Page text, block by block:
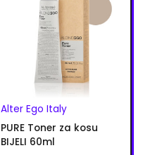
Alter Ego Italy
PURE Toner za kosu
BIJELI 60ml